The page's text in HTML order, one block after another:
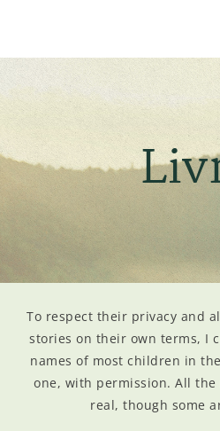
To respect their privacy and
stories on their own terms, I
names of most children in
one, with permission. All the
real, though some